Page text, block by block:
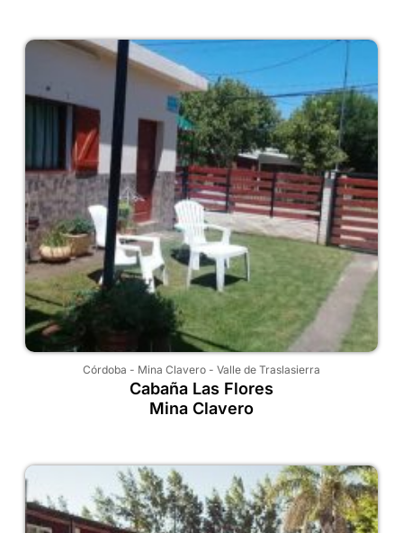
Córdoba - Mina Clavero - Valle de Traslasierra
Cabaña Las Flores
Mina Clavero